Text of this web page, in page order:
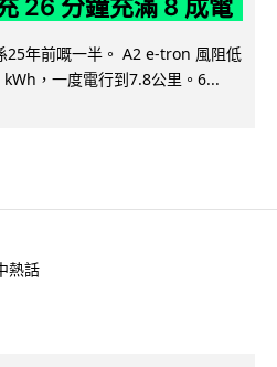
26 分鐘充滿 8 成電
25年前嘅一半。 A2 e-tron 風阻低
，一度電行到7.8公里。6...
熱話